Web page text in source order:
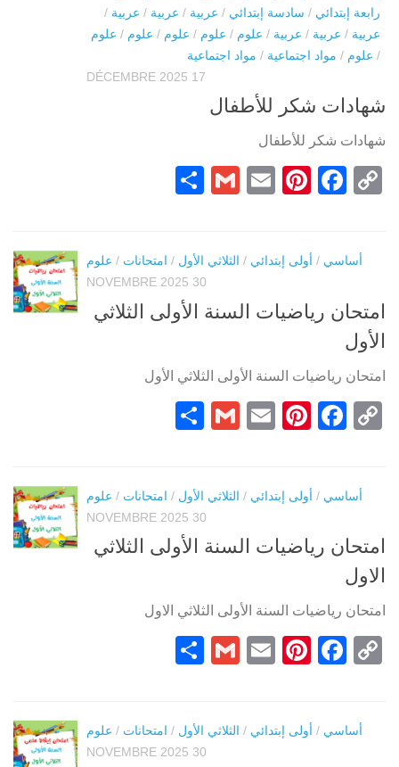
رابعة إبتدائي / سادسة إبتدائي / عربية / عربية / عربية /
عربية / عربية / عربية / علوم / علوم / علوم / علوم / علوم
/ علوم / مواد اجتماعية / مواد اجتماعية
17 DÉCEMBRE 2025
شهادات شكر للأطفال
شهادات شكر للأطفال
Copy
Facebook
Pinterest
Email
Gmail
أساسي / أولى إبتدائي / الثلاثي الأول / امتحانات / علوم
30 NOVEMBRE 2025
امتحان رياضيات السنة الأولى الثلاثي
الأول
امتحان رياضيات السنة الأولى الثلاثي الأول
Copy
Facebook
Pinterest
Email
Gmail
أساسي / أولى إبتدائي / الثلاثي الأول / امتحانات / علوم
30 NOVEMBRE 2025
امتحان رياضيات السنة الأولى الثلاثي
الاول
امتحان رياضيات السنة الأولى الثلاثي الاول
Copy
Facebook
Pinterest
Email
Gmail
أساسي / أولى إبتدائي / الثلاثي الأول / امتحانات / علوم
30 NOVEMBRE 2025